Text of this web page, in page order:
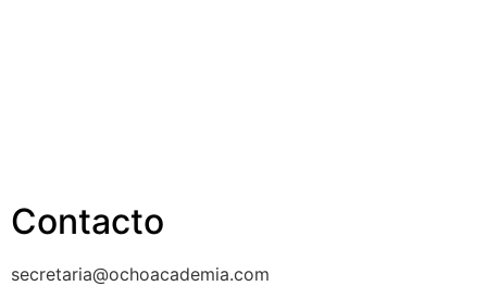
Contacto
secretaria@ochoacademia.com